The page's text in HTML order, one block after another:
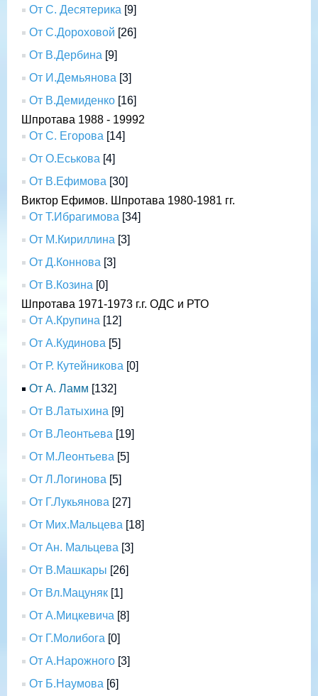
От С. Десятерика [9]
От С.Дороховой [26]
От В.Дербина [9]
От И.Демьянова [3]
От В.Демиденко [16]
Шпротава 1988 - 19992
От С. Егорова [14]
От О.Еськова [4]
От В.Ефимова [30]
Виктор Ефимов. Шпротава 1980-1981 гг.
От Т.Ибрагимова [34]
От М.Кириллина [3]
От Д.Коннова [3]
От В.Козина [0]
Шпротава 1971-1973 г.г. ОДС и РТО
От А.Крупина [12]
От А.Кудинова [5]
От Р. Кутейникова [0]
От А. Ламм [132]
От В.Латыхина [9]
От В.Леонтьева [19]
От М.Леонтьева [5]
От Л.Логинова [5]
От Г.Лукьянова [27]
От Мих.Мальцева [18]
От Ан. Мальцева [3]
От В.Машкары [26]
От Вл.Мацуняк [1]
От А.Мицкевича [8]
От Г.Молибога [0]
От А.Нарожного [3]
От Б.Наумова [6]